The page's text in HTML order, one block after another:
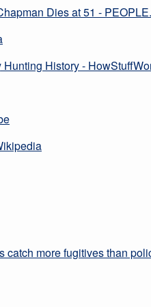
Dies at 51 -
History -
catch more fugitives than